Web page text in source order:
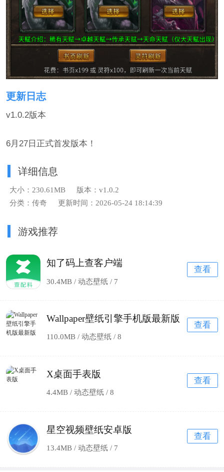
更新日志
v1.0.2版本
6月27日正式首发版本！
详细信息
大小：230.61MB
版本：v1.0.2
分类：传奇
更新时间：2026-05-24 18:14:39
游戏推荐
知了码上查客户端
30.4MB / 动态壁纸 / 7
查看
Wallpaper壁纸引擎手机版最新版
110.0MB / 动态壁纸 /8
查看
X桌面手表版
4.4MB / 动态壁纸 /8
查看
星空视频壁纸安卓版
13.4MB / 动态壁纸 / 7
查看